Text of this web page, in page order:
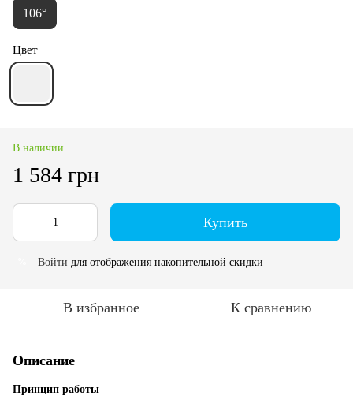
106°
Цвет
В наличии
1 584 грн
Купить
Войти для отображения накопительной скидки
В избранное К сравнению
Описание
Принцип работы